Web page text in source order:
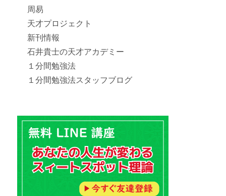
周易
天才プロジェクト
新刊情報
石井貴士の天才アカデミー
１分間勉強法
１分間勉強法スタッフブログ